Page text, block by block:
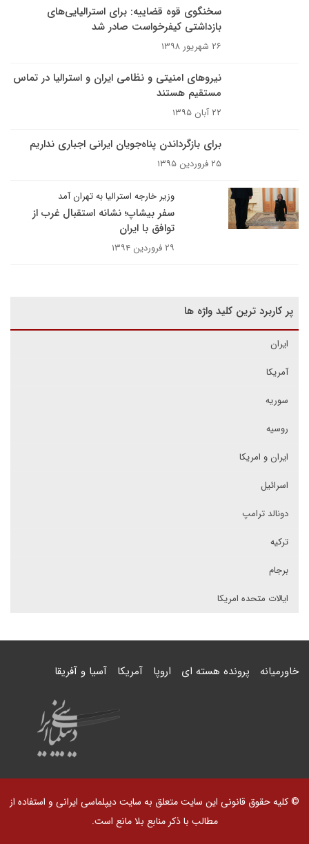
سخنگوی قوه قضاییه: برای استرالیایی‌های
بازداشتی کیفرخواست صادر شد
۲۶ شهریور ۱۳۹۸
نیروهای امنیتی و نظامی‌ ایران و استرالیا در تماس
مستقیم هستند
۲۲ آبان ۱۳۹۵
برای بازگرداندن پناه‌جویان ایرانی اجباری نداریم
۲۵ فروردین ۱۳۹۵
وزیر خارجه استرالیا به تهران آمد
سفر بیشاپ؛ نشانه استقبال غرب از
توافق با ایران
۲۹ فروردین ۱۳۹۴
پر کاربرد ترین کلید واژه ها
ایران
آمریکا
سوریه
روسیه
ایران و امریکا
اسرائیل
دونالد ترامپ
ترکیه
برجام
ایالات متحده امریکا
خاورمیانه پرونده هسته ای اروپا آمریکا آسیا و آفریقا
© کلیه حقوق قانونی این سایت متعلق به سایت دیپلماسی ایرانی و استفاده از
مطالب با ذکر منابع بلا مانع است.